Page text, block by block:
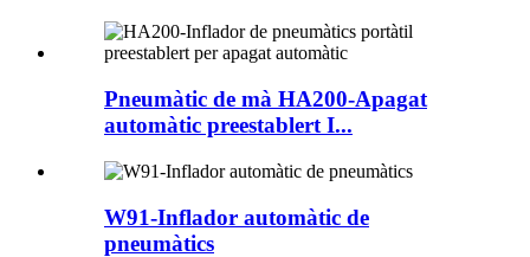
Pneumàtic de mà HA200-Apagat
automàtic preestablert I...
W91-Inflador automàtic de
pneumàtics